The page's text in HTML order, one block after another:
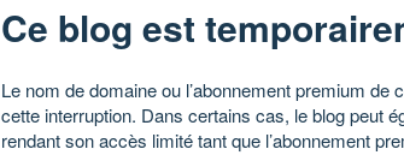
Ce blog est
Le nom de domaine ou l’abonnement premium de
cette interruption. Dans certains cas, le blog peut
rendant son accès limité tant que l’abonnement